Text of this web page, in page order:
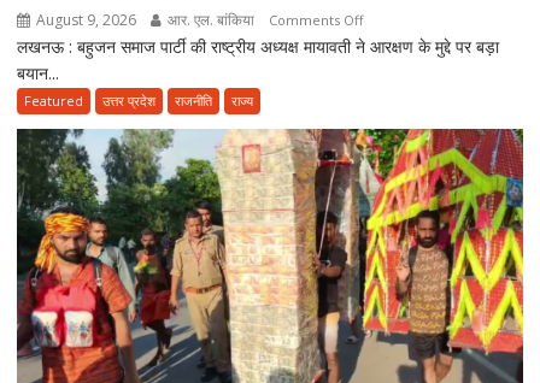
August 9, 2026 आर. एल. बांकिया Comments Offon
आरक्षण
का
बड़ा
बयान,
RSS
प्रमुख
पर
साधा
निशाना;
बोलीं-
‘राजनीति
लखनऊ : बहुजन समाज पार्टी की राष्ट्रीय अध्यक्ष मायावती ने आरक्षण के मुद्दे पर बड़ा
बयान...
Featured उत्तर प्रदेश राजनीति राज्य